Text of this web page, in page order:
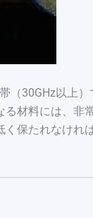
30GHz以上）
材料には、非
保たれなけれ